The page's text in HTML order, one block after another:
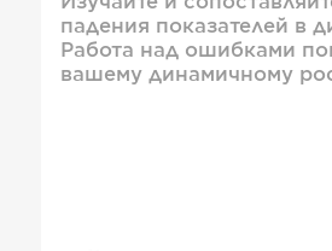
падения показателей в
Работа над ошибками
вашему динамичному